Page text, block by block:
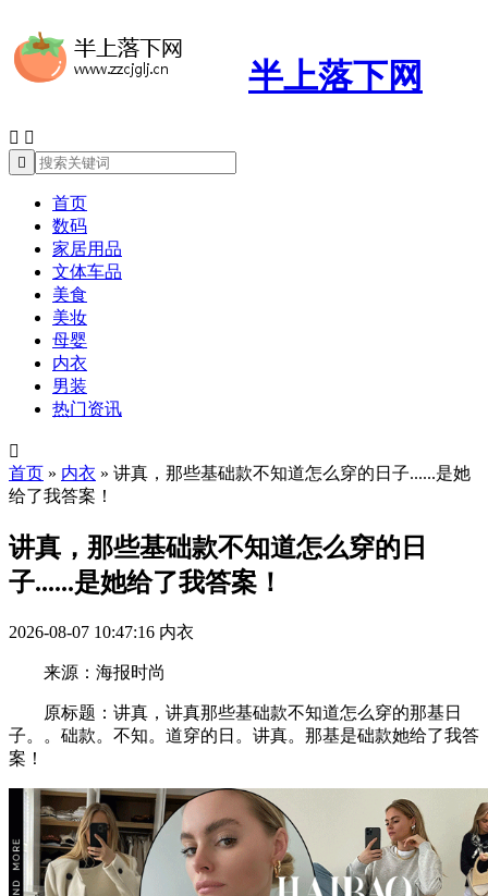
半上落下网
 

首页
数码
家居用品
文体车品
美食
美妆
母婴
内衣
男装
热门资讯

首页 » 内衣 » 讲真，那些基础款不知道怎么穿的日子......是她
给了我答案！
讲真，那些基础款不知道怎么穿的日
子......是她给了我答案！
2026-08-07 10:47:16 内衣
来源：海报时尚
原标题：讲真，讲真那些基础款不知道怎么穿的那基日
子。。础款。不知。道穿的日。讲真。那基是础款她给了我答
案！